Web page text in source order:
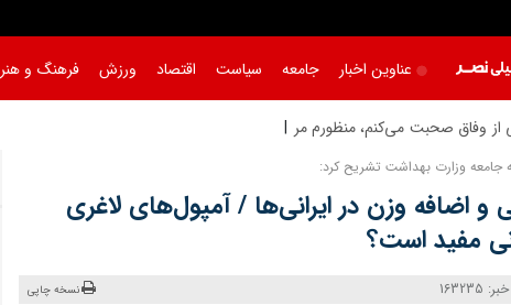
عناوین اخبار جامعه سیاست اقتصاد ورزش فرهنگ و هنر
از وفاق صحبت می‌کنم، منظورم مردم هست
جامعه وزارت بهداشت تشریح کرد:
اضافه وزن در ایرانی‌ها / آمپول‌های لاغری
مفید است؟
نسخه چاپی